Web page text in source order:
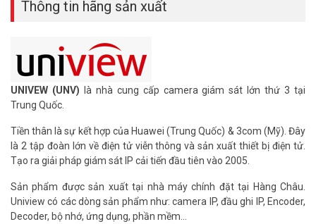
Tham khảo thêm thông tin tạiFacebook Vuhoangtelecom
Thông tin hãng sản xuất
UNIVEW (UNV) là nhà cung cấp camera giám sát lớn thứ 3 tại
Trung Quốc.
Tiền thân là sự kết hợp của Huawei (Trung Quốc) & 3com (Mỹ). Đây
là 2 tập đoàn lớn về điện tử viễn thông và sản xuất thiết bị điện tử.
Tạo ra giải pháp giám sát IP cải tiến đầu tiên vào 2005.
Sản phẩm được sản xuất tại nhà máy chính đặt tại Hàng Châu.
Uniview có các dòng sản phẩm như: camera IP, đầu ghi IP, Encoder,
Decoder, bộ nhớ, ứng dụng, phần mềm...